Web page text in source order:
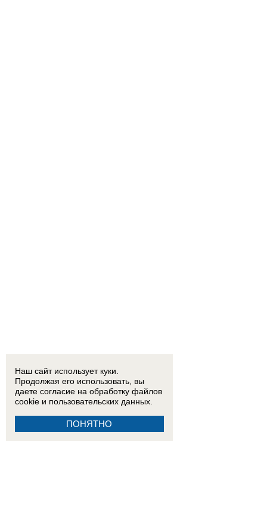
Наш сайт использует куки.
Продолжая его использовать, вы
даете согласие на обработку файлов
cookie и пользовательских данных.
ПОНЯТНО